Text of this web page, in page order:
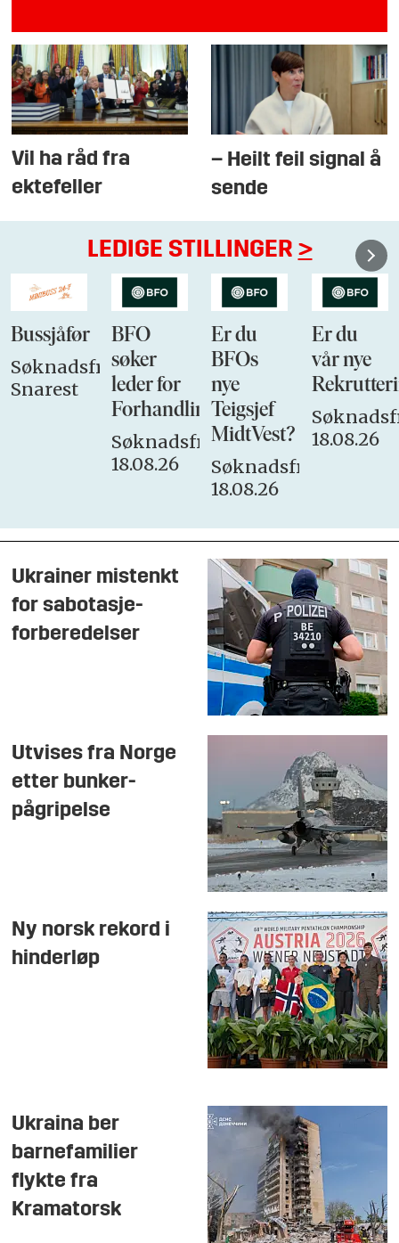
Vil ha råd fra
ektefeller
– Heilt feil signal å
sende
LEDIGE STILLINGER >
Bussjåfør
Søknadsfrist:
Snarest
BFO
søker
leder for
Forhandlingsutvalget
Søknadsfrist:
18.08.26
Er du
BFOs
nye
Teigsjef
MidtVest?
Søknadsfrist:
18.08.26
Er du
vår nye
18.08.26
Ukrainer mistenkt
for sabotasje-
forberedelser
Utvises fra Norge
etter bunker-
pågripelse
Ny norsk rekord i
hinderløp
Ukraina ber
barnefamilier
flykte fra
Kramatorsk